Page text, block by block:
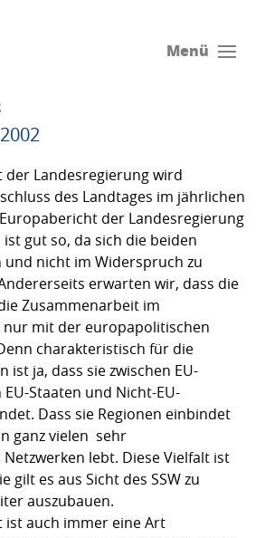
Menü
der Landesregierung wird
des Landtages im jährlichen
der Landesregierung
gut so, da sich die beiden
und nicht im Widerspruch zu
erwarten wir, dass die
Zusammenarbeit im
nur mit der europapolitischen
charakteristisch für die
ist ja, dass sie zwischen EU-
Staaten und Nicht-EU-
Dass sie Regionen einbindet
ganz vielen  sehr
lebt. Diese Vielfalt ist
gilt es aus Sicht des SSW zu
auszubauen.
ist auch immer eine Art